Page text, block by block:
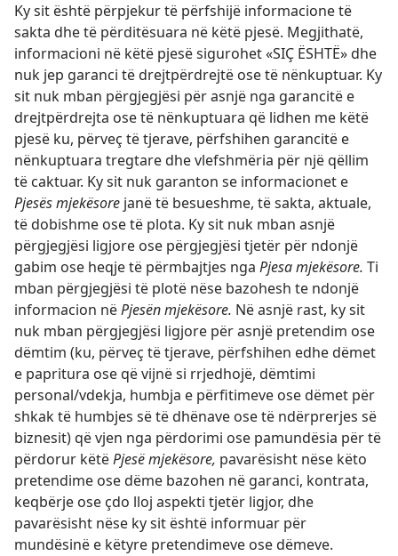
Ky sit është përpjekur të përfshijë informacione të
sakta dhe të përditësuara në këtë pjesë. Megjithatë,
informacioni në këtë pjesë sigurohet «SIÇ ËSHTË» dhe
nuk jep garanci të drejtpërdrejtë ose të nënkuptuar. Ky
sit nuk mban përgjegjësi për asnjë nga garancitë e
drejtpërdrejta ose të nënkuptuara që lidhen me këtë
pjesë ku, përveç të tjerave, përfshihen garancitë e
nënkuptuara tregtare dhe vlefshmëria për një qëllim
të caktuar. Ky sit nuk garanton se informacionet e
Pjesës mjekësore janë të besueshme, të sakta, aktuale,
të dobishme ose të plota. Ky sit nuk mban asnjë
përgjegjësi ligjore ose përgjegjësi tjetër për ndonjë
gabim ose heqje të përmbajtjes nga Pjesa mjekësore. Ti
mban përgjegjësi të plotë nëse bazohesh te ndonjë
informacion nëPjesën mjekësore. Në asnjë rast, ky sit
nuk mban përgjegjësi ligjore për asnjë pretendim ose
dëmtim (ku, përveç të tjerave, përfshihen edhe dëmet
e papritura ose që vijnë si rrjedhojë, dëmtimi
personal/vdekja, humbja e përfitimeve ose dëmet për
shkak të humbjes së të dhënave ose të ndërprerjes së
biznesit) që vjen nga përdorimi ose pamundësia për të
përdorur këtëPjesë mjekësore, pavarësisht nëse këto
pretendime ose dëme bazohen në garanci, kontrata,
keqbërje ose çdo lloj aspekti tjetër ligjor, dhe
pavarësisht nëse ky sit është informuar për
mundësinë e këtyre pretendimeve ose dëmeve.